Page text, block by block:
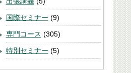
国際セミナー (9)
専門コース (305)
特別セミナー (5)